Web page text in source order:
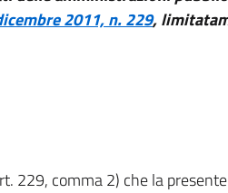
2011, n. 229,
229, comma 2) che la presente